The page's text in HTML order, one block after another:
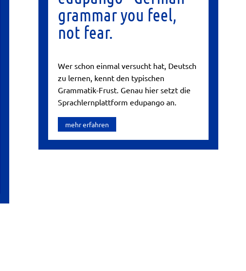
grammar you feel,
not fear.
Wer schon einmal versucht hat, Deutsch
zu lernen, kennt den typischen
Grammatik-Frust. Genau hier setzt die
Sprachlernplattform edupango an.
mehr erfahren